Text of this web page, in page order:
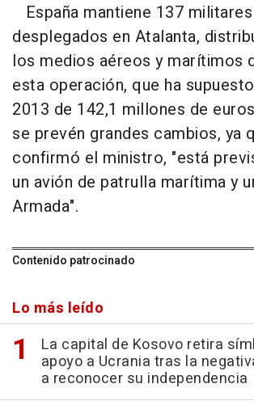
España mantiene 137 militares
desplegados en Atalanta,
los medios aéreos y marítimos
esta operación, que ha
2013 de 142,1 millones de
se prevén grandes cambios, ya
confirmó el ministro, "está
un avión de patrulla marítima y
Armada".
Contenido patrocinado
Lo más leído
La capital de Kosovo retira
apoyo a Ucrania tras la
a reconocer su independencia